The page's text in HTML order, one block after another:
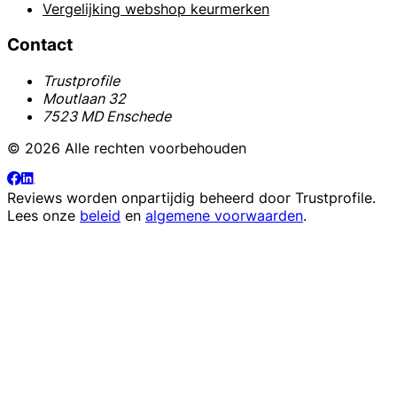
Vergelijking webshop keurmerken
Contact
Trustprofile
Moutlaan 32
7523 MD Enschede
© 2026 Alle rechten voorbehouden
Reviews worden onpartijdig beheerd door Trustprofile.
Lees onze beleid en algemene voorwaarden.